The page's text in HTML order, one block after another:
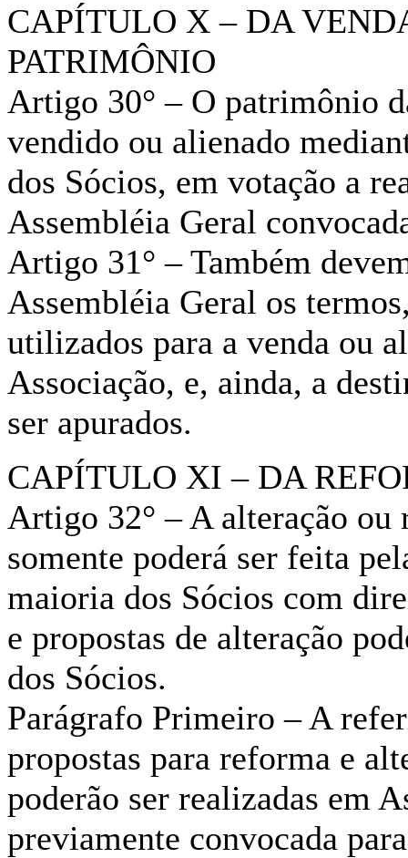
CAPÍTULO X – DA
PATRIMÔNIO
Artigo 30° – O patrimônio
vendido ou alienado
dos Sócios, em votação a
Assembléia Geral
Artigo 31° – Também
Assembléia Geral os
utilizados para a venda ou
Associação, e, ainda, a
ser apurados.
CAPÍTULO XI – DA
Artigo 32° – A alteração ou
somente poderá ser feita
maioria dos Sócios com
e propostas de alteração
dos Sócios.
Parágrafo Primeiro – A
propostas para reforma e
poderão ser realizadas em
previamente convocada